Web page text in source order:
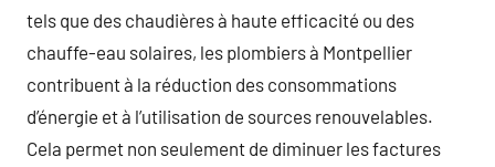
tels que des chaudières à haute efficacité ou des
chauffe-eau solaires, les plombiers à Montpellier
contribuent à la réduction des consommations
d’énergie et à l’utilisation de sources renouvelables.
Cela permet non seulement de diminuer les factures